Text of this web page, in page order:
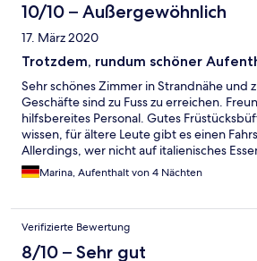
10/10 – Außergewöhnlich
17. März 2020
Trotzdem, rundum schöner
Sehr schönes Zimmer in Strandnähe und
Geschäfte sind zu Fuss zu erreichen.
hilfsbereites Personal. Gutes
wissen, für ältere Leute gibt es einen
Allerdings, wer nicht auf italienisches
andres Lokal suchen.
Marina, Aufenthalt von 4 Nächten
Verifizierte Bewertung
8/10 – Sehr gut